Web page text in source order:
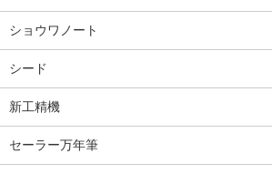
ショウワノート
シード
新工精機
セーラー万年筆